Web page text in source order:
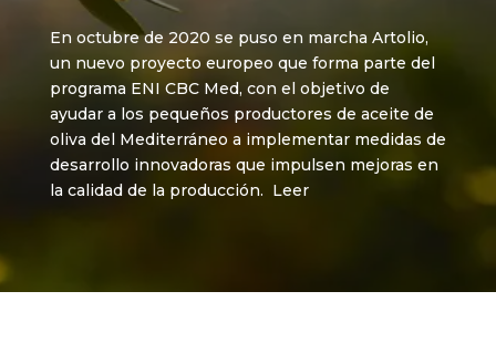
En octubre de 2020 se puso en marcha Artolio,
un nuevo proyecto europeo que forma parte del
programa ENI CBC Med, con el objetivo de
ayudar a los pequeños productores de aceite de
oliva del Mediterráneo a implementar medidas de
desarrollo innovadoras que impulsen mejoras en
la calidad de la producción. Leer